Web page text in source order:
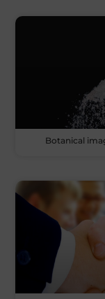
Botanical